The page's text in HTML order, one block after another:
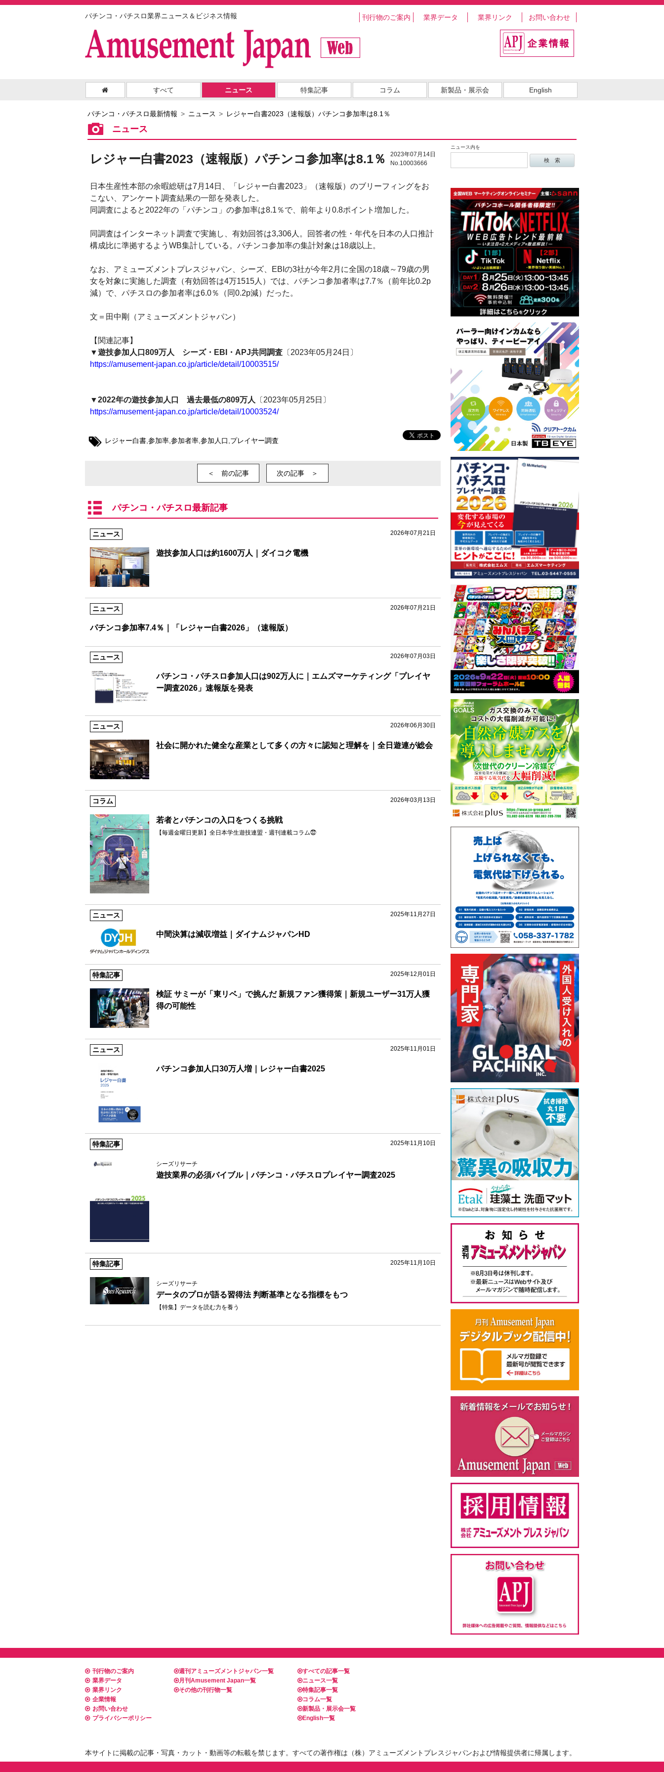
パチンコ・パチスロ業界ニュース＆ビジネス情報 刊行物のご案内 業界データ 業界リンク お問い合わせ
すべて ニュース 特集記事 コラム 新製品・展示会 English
パチンコ・パチスロ最新情報 ニュース レジャー白書2023（速報版）パチンコ参加率は8.1％
ニュース
ニュース内を
2023年07月14日
No.10003666
レジャー白書2023（速報版）パチンコ参加率は8.1％
日本生産性本部の余暇総研は7月14日、「レジャー白書2023」（速報版）のブリーフィングをお
こない、アンケート調査結果の一部を発表した。
同調査によると2022年の「パチンコ」の参加率は8.1％で、前年より0.8ポイント増加した。
同調査はインターネット調査で実施し、有効回答は3,306人。回答者の性・年代を日本の人口推計
構成比に準拠するようWB集計している。パチンコ参加率の集計対象は18歳以上。
なお、アミューズメントプレスジャパン、シーズ、EBIの3社が今年2月に全国の18歳～79歳の男
女を対象に実施した調査（有効回答は4万1515人）では、パチンコ参加者率は7.7％（前年比0.2p
減）で、パチスロの参加者率は6.0％（同0.2p減）だった。
文＝田中剛（アミューズメントジャパン）
【関連記事】
▼遊技参加人口809万人 シーズ・EBI・APJ共同調査 〔2023年05月24日〕
https://amusement-japan.co.jp/article/detail/10003515/
▼2022年の遊技参加人口 過去最低の809万人 〔2023年05月25日〕
https://amusement-japan.co.jp/article/detail/10003524/
レジャー白書,参加率,参加者率,参加人口,プレイヤー調査
＜ 前の記事 次の記事 ＞
パチンコ・パチスロ最新記事
2026年07月21日
ニュース
遊技参加人口は約1600万人｜ダイコク電機
2026年07月21日
ニュース
パチンコ参加率7.4％｜「レジャー白書2026」（速報版）
2026年07月03日
ニュース
パチンコ・パチスロ参加人口は902万人に｜エムズマーケティング「プレイヤ
ー調査2026」速報版を発表
2026年06月30日
ニュース
社会に開かれた健全な産業として多くの方々に認知と理解を｜全日遊連が総会
2026年03月13日
コラム
若者とパチンコの入口をつくる挑戦
【毎週金曜日更新】全日本学生遊技連盟・週刊連載コラム㉒
2025年11月27日
ニュース
中間決算は減収増益｜ダイナムジャパンHD
2025年12月01日
特集記事
検証 サミーが「東リベ」で挑んだ 新規ファン獲得策｜新規ユーザー31万人獲
得の可能性
2025年11月01日
ニュース
パチンコ参加人口30万人増｜レジャー白書2025
2025年11月10日
特集記事
シーズリサーチ
遊技業界の必須バイブル｜パチンコ・パチスロプレイヤー調査2025
2025年11月10日
特集記事
シーズリサーチ
データのプロが語る習得法 判断基準となる指標をもつ
【特集】データを読む力を養う
刊行物のご案内
業界データ
業界リンク
企業情報
お問い合わせ
プライバシーポリシー
週刊アミューズメントジャパン一覧
月刊Amusement Japan一覧
その他の刊行物一覧
すべての記事一覧
ニュース一覧
特集記事一覧
コラム一覧
新製品・展示会一覧
English一覧
本サイトに掲載の記事・写真・カット・動画等の転載を禁じます。すべての著作権は（株）アミューズメントプレスジャパンおよび情報提供者に帰属します。